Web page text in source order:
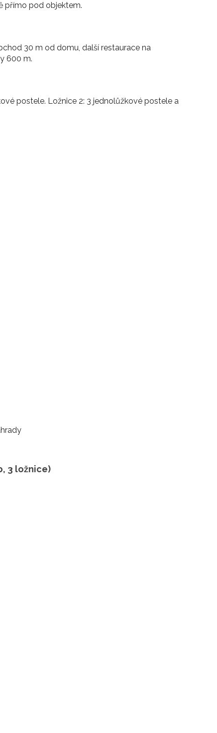
přímo pod objektem.
30 m od domu, další restaurace na
600 m.
postele. Ložnice 2: 3 jednolůžkové postele a
3 ložnice)